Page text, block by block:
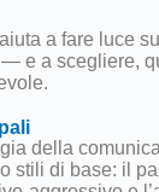
a fare luce
e a scegliere,
della
stili di base: il